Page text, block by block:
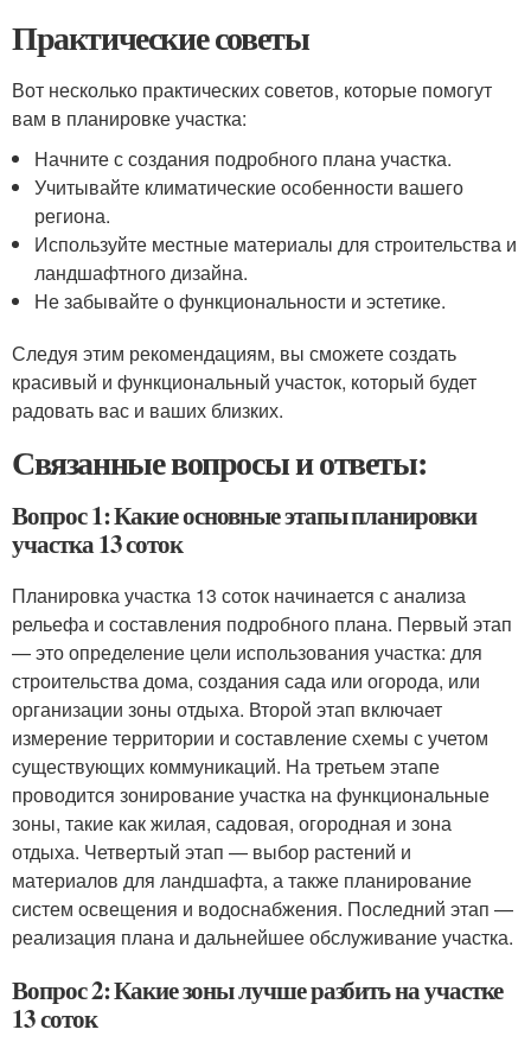
Практические советы
Вот несколько практических советов, которые помогут
вам в планировке участка:
Начните с создания подробного плана участка.
Учитывайте климатические особенности вашего
региона.
Используйте местные материалы для строительства и
ландшафтного дизайна.
Не забывайте о функциональности и эстетике.
Следуя этим рекомендациям, вы сможете создать
красивый и функциональный участок, который будет
радовать вас и ваших близких.
Связанные вопросы и ответы:
Вопрос 1: Какие основные этапы планировки
участка 13 соток
Планировка участка 13 соток начинается с анализа
рельефа и составления подробного плана. Первый этап
— это определение цели использования участка: для
строительства дома, создания сада или огорода, или
организации зоны отдыха. Второй этап включает
измерение территории и составление схемы с учетом
существующих коммуникаций. На третьем этапе
проводится зонирование участка на функциональные
зоны, такие как жилая, садовая, огородная и зона
отдыха. Четвертый этап — выбор растений и
материалов для ландшафта, а также планирование
систем освещения и водоснабжения. Последний этап —
реализация плана и дальнейшее обслуживание участка.
Вопрос 2: Какие зоны лучше разбить на участке
13 соток